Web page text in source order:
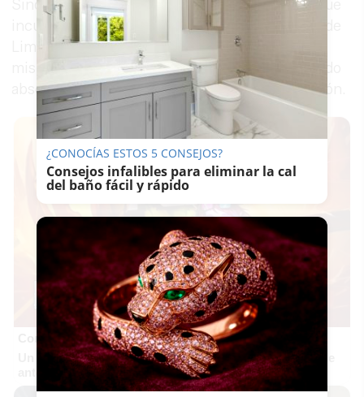
Sindicato Andaluz de Trabajadores, denuncia que
incumple el artículo 28 del Convenio Colectivo de
Limpieza. Ella llevaba 11 años trabajando en el
mismo lugar y hasta entonces siempre había sido
absorbida por la empresa que lograba la licitación.
Corepunk MMORPG
Un verdadero MMORPG de la vieja escuela ¡Cómo los de
antes, pero mejor!
¿CONOCÍAS ESTOS 5 CONSEJOS?
Consejos infalibles para eliminar la cal
del baño fácil y rápido